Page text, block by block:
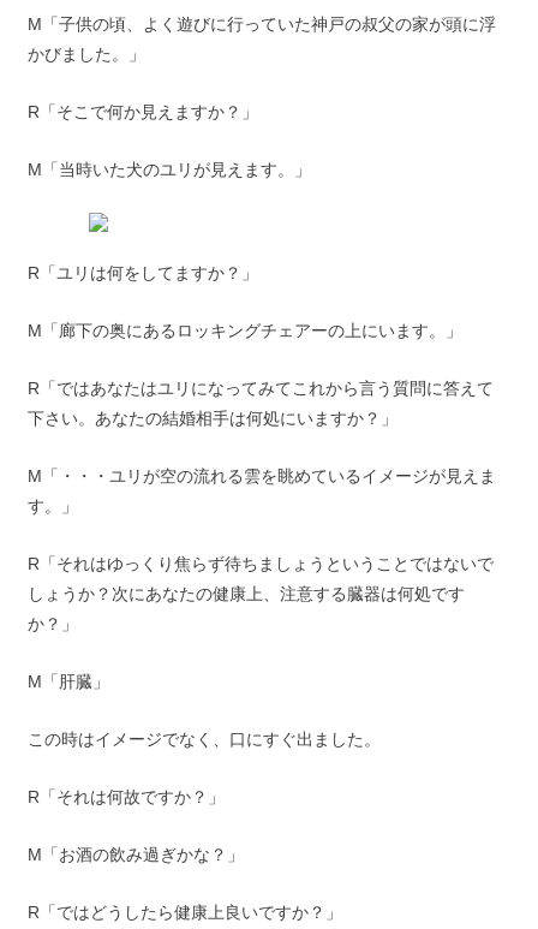
M「子供の頃、よく遊びに行っていた神戸の叔父の家が頭に浮
かびました。」
R「そこで何か見えますか？」
M「当時いた犬のユリが見えます。」
R「ユリは何をしてますか？」
M「廊下の奥にあるロッキングチェアーの上にいます。」
R「ではあなたはユリになってみてこれから言う質問に答えて
下さい。あなたの結婚相手は何処にいますか？」
M「・・・ユリが空の流れる雲を眺めているイメージが見えま
す。」
R「それはゆっくり焦らず待ちましょうということではないで
しょうか？次にあなたの健康上、注意する臓器は何処です
か？」
M「肝臓」
この時はイメージでなく、口にすぐ出ました。
R「それは何故ですか？」
M「お酒の飲み過ぎかな？」
R「ではどうしたら健康上良いですか？」